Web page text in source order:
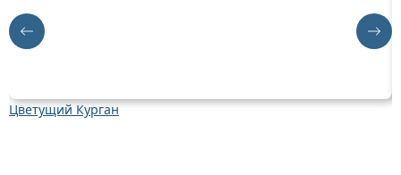
Цветущий Курган